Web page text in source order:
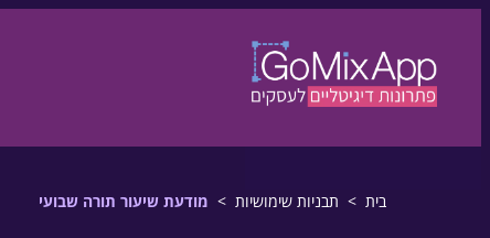
בית > תבניות שימושיות > מודעת שיעור תורה שבועי